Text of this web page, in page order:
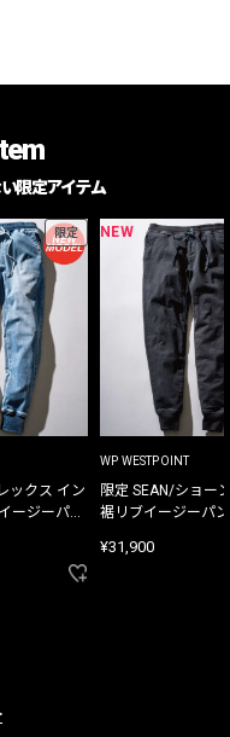
限定アイテム
限定
ックス イン
ージーパン
NEW
WP WESTPOINT
限定 SEAN/ショー
裾リブイージーパ
¥31,900